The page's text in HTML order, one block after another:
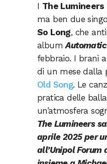
I The Lumineers
ma ben due
So Long, che
albumAutomatic
febbraio. I brani
di un mese dalla
Old Song. Le
pratica delle
un’atmosfera
The Lumineers
aprile 2025 per
all’Unipol Forum